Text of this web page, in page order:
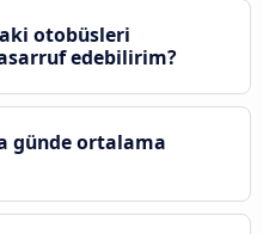
otobüsleri
edebilirim?
günde ortalama